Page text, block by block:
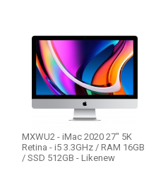
RAM Mac
8GB
16GB
64GB
Ổ cứng SSD
MXWU2 - iMac 2020 27" 5K
Retina - i5 3.3GHz / RAM 16GB
/ SSD 512GB - Likenew